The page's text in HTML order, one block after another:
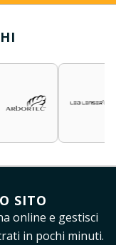
SITO
online e gestisci
in pochi minuti.